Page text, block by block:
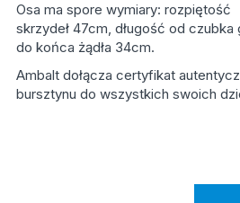
Osa ma spore wymiary: rozpiętość
skrzydeł 47cm, długość od czubka
do końca żądła 34cm.
Ambalt dołącza certyfikat
bursztynu do wszystkich swoich